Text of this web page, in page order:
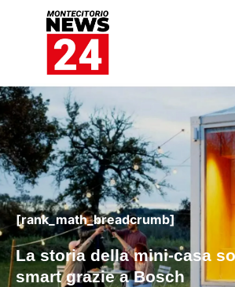
[rank_math_breadcrumb]
La storia della mini-casa
smart grazie a Bosch